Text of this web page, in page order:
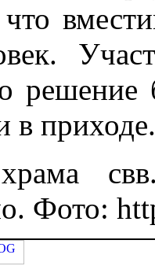
решение
в приходе.
Фото: